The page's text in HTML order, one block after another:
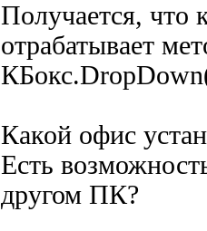
Получается, что
отрабатывает
Какой офис
Есть
другом ПК?